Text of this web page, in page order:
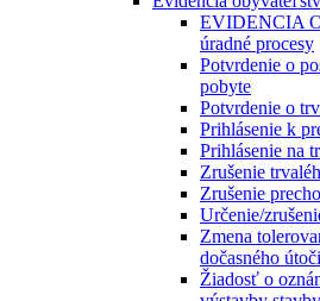
EVIDENCIA
úradné procesy
Potvrdenie o
pobyte
Potvrdenie o
Prihlásenie k
Prihlásenie na
Zrušenie
Zrušenie
Určenie/
Zmena
dočasného
Žiadosť o